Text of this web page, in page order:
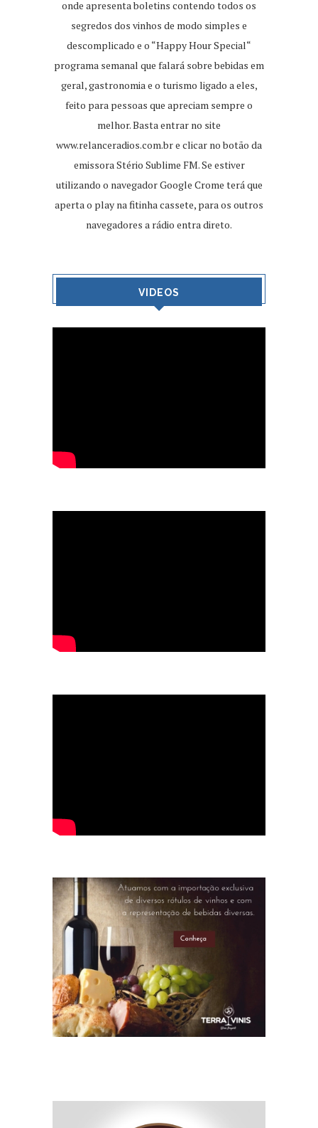
onde apresenta boletins contendo todos os
segredos dos vinhos de modo simples e
descomplicado e o “Happy Hour Special“
programa semanal que falará sobre bebidas em
geral, gastronomia e o turismo ligado a eles,
feito para pessoas que apreciam sempre o
melhor. Basta entrar no site
www.relanceradios.com.bre clicar no botão da
emissora Stério Sublime FM. Se estiver
utilizando o navegador Google Crome terá que
aperta o play na fitinha cassete, para os outros
navegadores a rádio entra direto.
VIDEOS